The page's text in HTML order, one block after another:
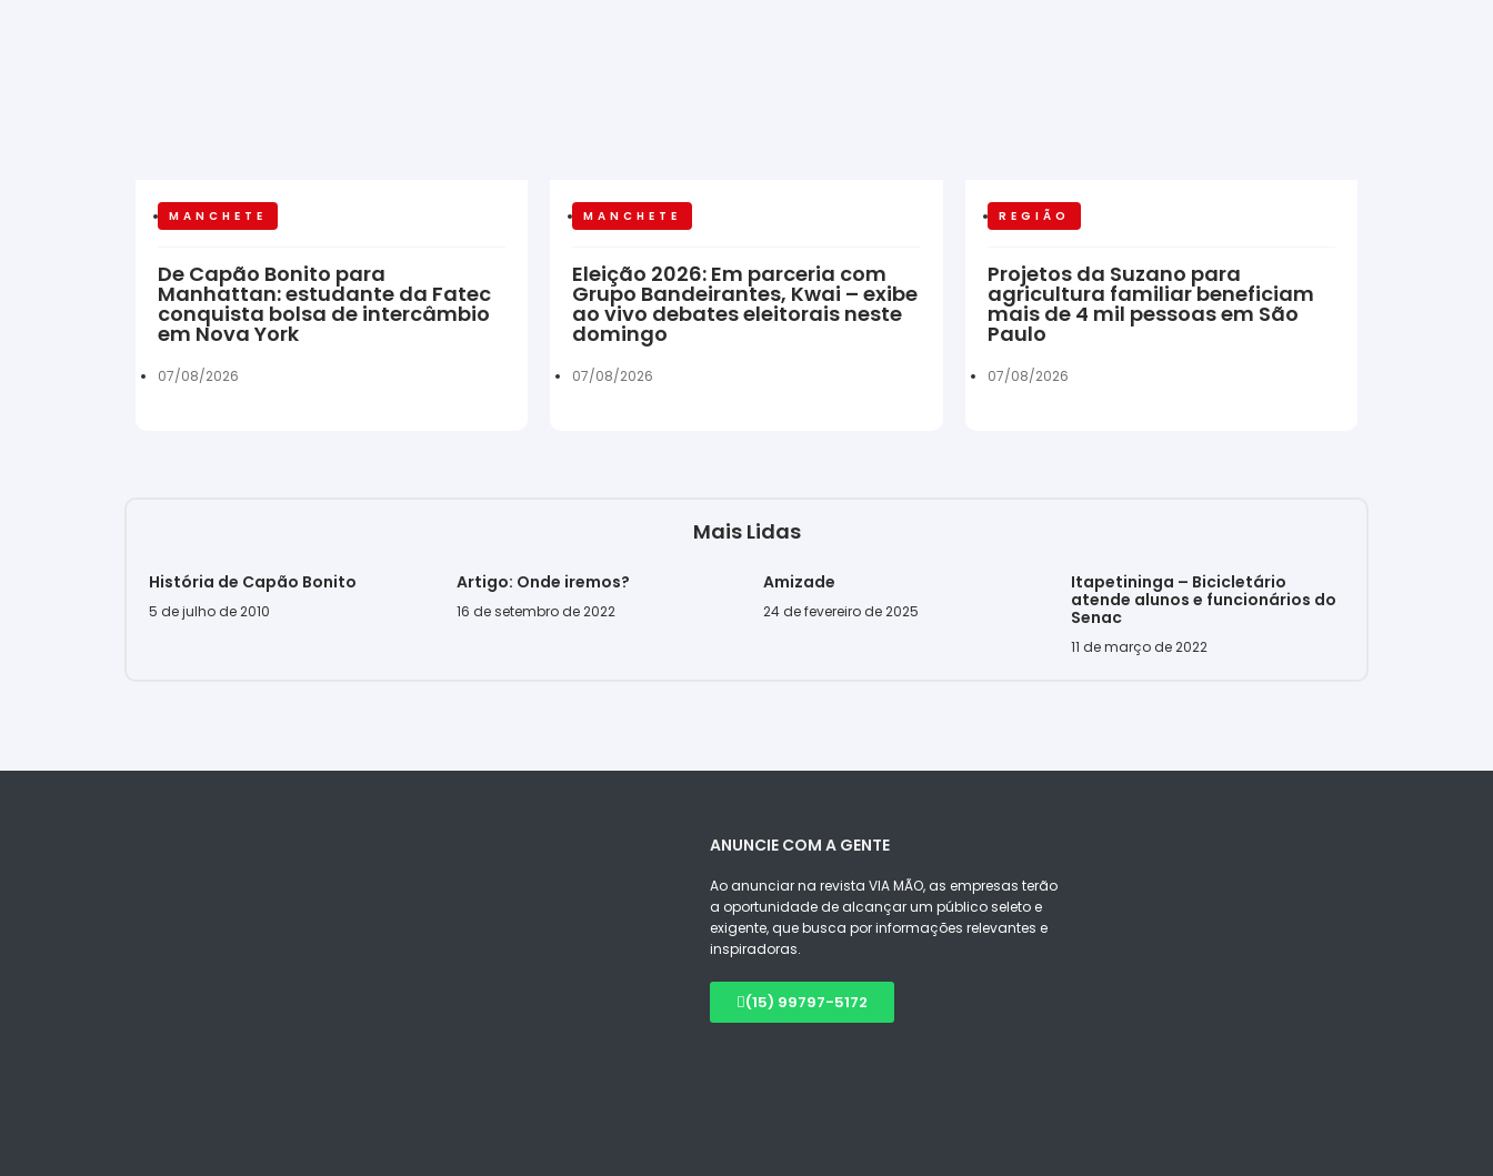
MANCHETE
De Capão Bonito para
Manhattan: estudante da Fatec
conquista bolsa de intercâmbio
em Nova York
07/08/2026
MANCHETE
Eleição 2026: Em parceria com
Grupo Bandeirantes, Kwai – exibe
ao vivo debates eleitorais neste
domingo
07/08/2026
REGIÃO
Projetos da Suzano para
agricultura familiar beneficiam
mais de 4 mil pessoas em São
Paulo
07/08/2026
Mais Lidas
História de Capão Bonito
5 de julho de 2010
Artigo: Onde iremos?
16 de setembro de 2022
Amizade
24 de fevereiro de 2025
Itapetininga – Bicicletário
atende alunos e funcionários do
Senac
11 de março de 2022
ANUNCIE COM A GENTE
Ao anunciar na revista VIA MÃO, as empresas terão
a oportunidade de alcançar um público seleto e
exigente, que busca por informações relevantes e
inspiradoras.
(15) 99797-5172